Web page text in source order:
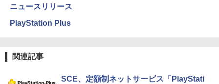
ニュースリリース
PlayStation Plus
関連記事
SCE、定額制ネットサービス「PlayStati